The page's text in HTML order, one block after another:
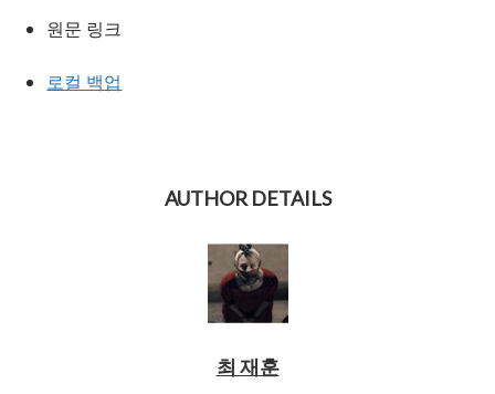
원문 링크
로컬 백업
AUTHOR DETAILS
최 재훈